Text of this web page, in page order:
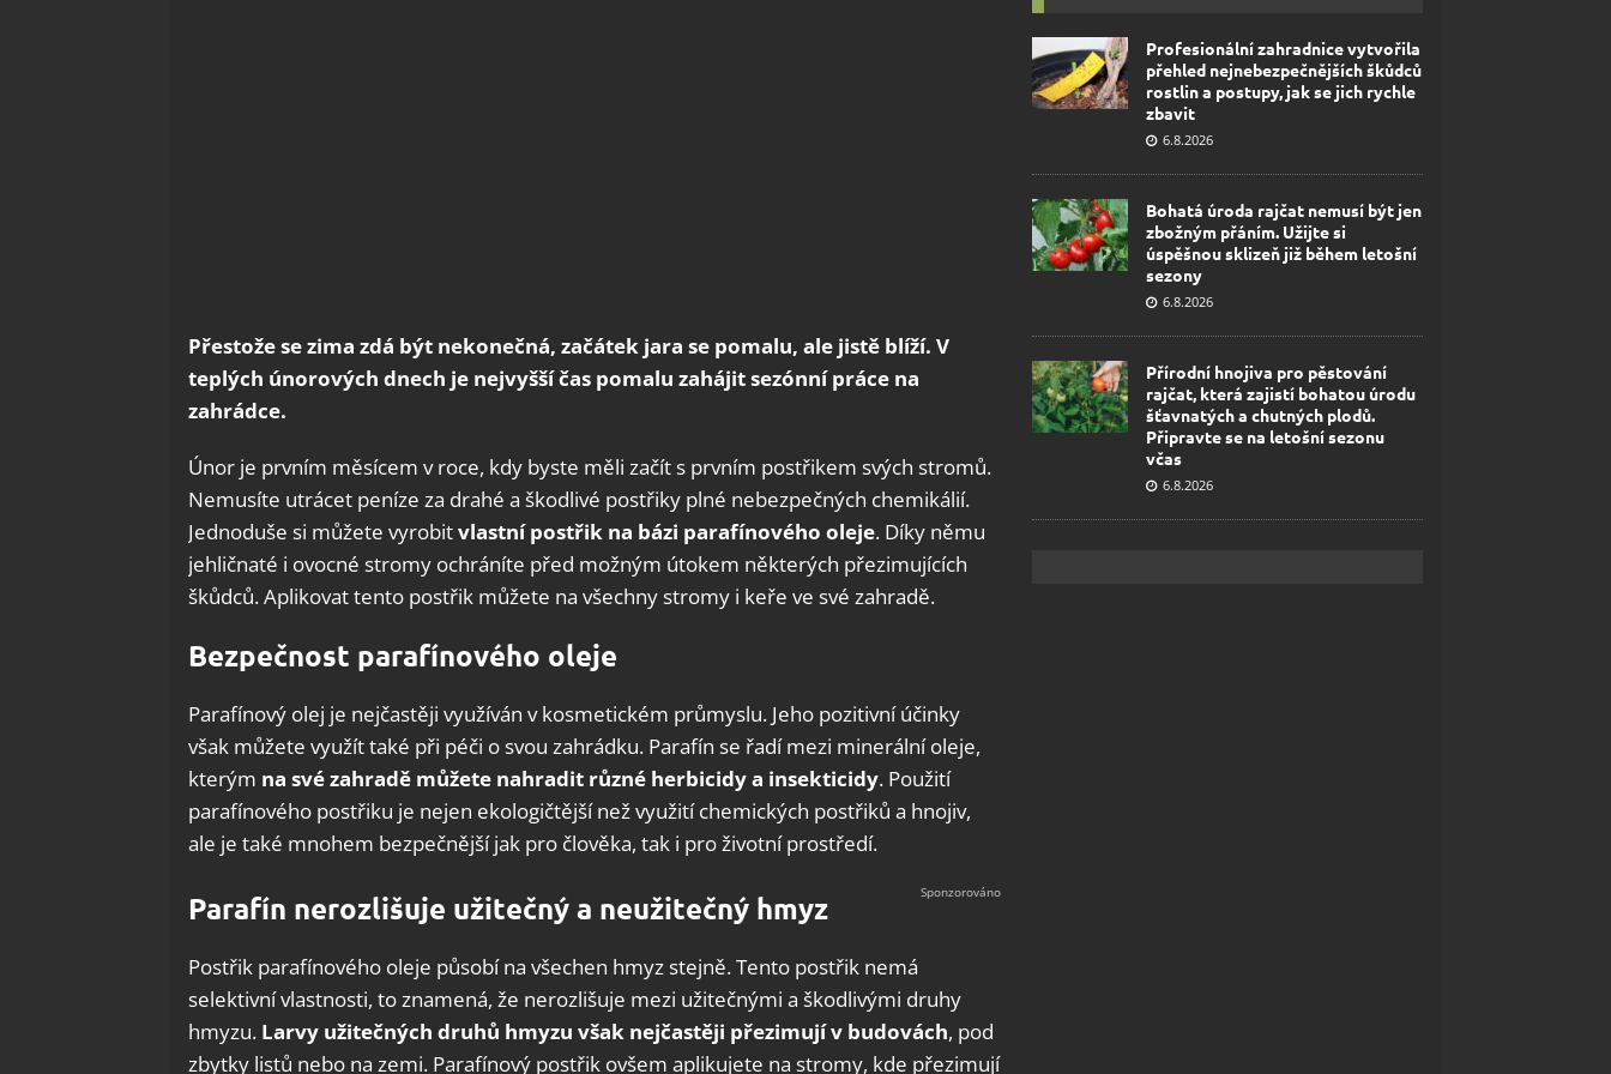
Přestože se zima zdá být nekonečná, začátek jara se pomalu, ale jistě blíží. V
teplých únorových dnech je nejvyšší čas pomalu zahájit sezónní práce na
zahrádce.
Únor je prvním měsícem v roce, kdy byste měli začít s prvním postřikem svých stromů.
Nemusíte utrácet peníze za drahé a škodlivé postřiky plné nebezpečných chemikálií.
Jednoduše si můžete vyrobitvlastní postřik na bázi parafínového oleje. Díky němu
jehličnaté i ovocné stromy ochráníte před možným útokem některých přezimujících
škůdců. Aplikovat tento postřik můžete na všechny stromy i keře ve své zahradě.
Bezpečnost parafínového oleje
Parafínový olej je nejčastěji využíván v kosmetickém průmyslu. Jeho pozitivní účinky
však můžete využít také při péči o svou zahrádku. Parafín se řadí mezi minerální oleje,
kterým na své zahradě můžete nahradit různé herbicidy a insekticidy. Použití
parafínového postřiku je nejen ekologičtější než využití chemických postřiků a hnojiv,
ale je také mnohem bezpečnější jak pro člověka, tak i pro životní prostředí.
Parafín nerozlišuje užitečný a neužitečný hmyz
Postřik parafínového oleje působí na všechen hmyz stejně. Tento postřik nemá
selektivní vlastnosti, to znamená, že nerozlišuje mezi užitečnými a škodlivými druhy
hmyzu. Larvy užitečných druhů hmyzu však nejčastěji přezimují v budovách, pod
zbytky listů nebo na zemi. Parafínový postřik ovšem aplikujete na stromy, kde přezimují
Profesionální zahradnice vytvořila
přehled nejnebezpečnějších škůdců
rostlin a postupy, jak se jich rychle
zbavit
6.8.2026
Bohatá úroda rajčat nemusí být jen
zbožným přáním. Užijte si
úspěšnou sklizeň již během letošní
sezony
6.8.2026
Přírodní hnojiva pro pěstování
rajčat, která zajistí bohatou úrodu
šťavnatých a chutných plodů.
Připravte se na letošní sezonu
včas
6.8.2026